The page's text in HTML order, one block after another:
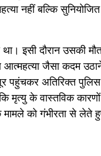
नहीं बल्कि सुनियोजित
इसी दौरान उसकी
जैसा कदम उठाने
अतिरिक्त पुलिस
मृत्यु के वास्तविक
मामले को गंभीरता से